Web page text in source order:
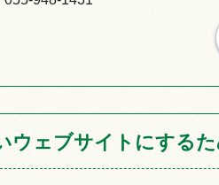
ウェブサイトにする